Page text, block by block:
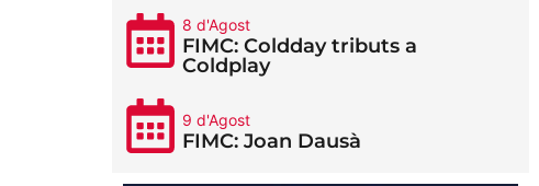
8 d'Agost
FIMC: Coldday tributs a
Coldplay
9 d'Agost
FIMC: Joan Dausà